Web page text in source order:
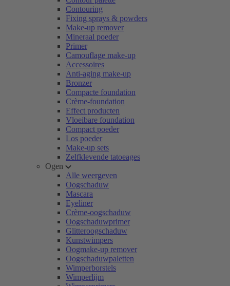
Contouring
Fixing sprays & powders
Make-up remover
Mineraal poeder
Primer
Camouflage make-up
Accessoires
Anti-aging make-up
Bronzer
Compacte foundation
Crème-foundation
Effect producten
Vloeibare foundation
Compact poeder
Los poeder
Make-up sets
Zelfklevende tatoeages
Ogen
Alle weergeven
Oogschaduw
Mascara
Eyeliner
Crème-oogschaduw
Oogschaduwprimer
Glitteroogschaduw
Kunstwimpers
Oogmake-up remover
Oogschaduwpaletten
Wimperborstels
Wimperlijm